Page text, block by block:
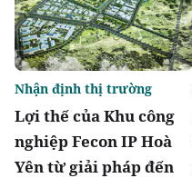
Lợi thế của Khu công
nghiệp Fecon IP Hoà
Yên từ giải pháp đến
Nhận định thị trường